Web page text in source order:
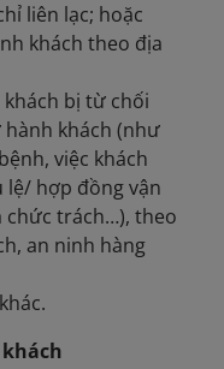
liên lạc; hoặc
khách theo địa
bị từ chối
khách (như
việc khách
hợp đồng vận
chức trách…), theo
an ninh hàng